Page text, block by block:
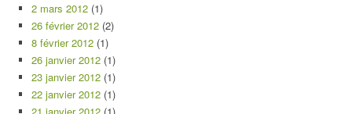
2 mars 2012 (1)
26 février 2012 (2)
8 février 2012 (1)
26 janvier 2012 (1)
23 janvier 2012 (1)
22 janvier 2012 (1)